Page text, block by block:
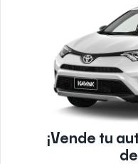
¡Vende tu